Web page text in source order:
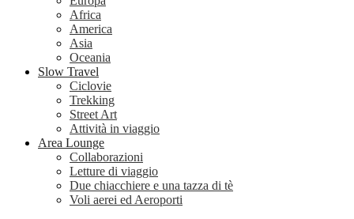
Africa
America
Asia
Oceania
Slow Travel
Ciclovie
Trekking
Street Art
Attività in viaggio
Area Lounge
Collaborazioni
Letture di viaggio
Due chiacchiere e una tazza di tè
Voli aerei ed Aeroporti